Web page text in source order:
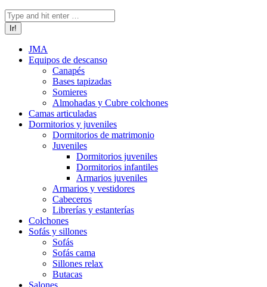
Buscar:
JMA
Equipos de descanso
Canapés
Bases tapizadas
Somieres
Almohadas y Cubre colchones
Camas articuladas
Dormitorios y juveniles
Dormitorios de matrimonio
Juveniles
Dormitorios juveniles
Dormitorios infantiles
Armarios juveniles
Armarios y vestidores
Cabeceros
Librerías y estanterías
Colchones
Sofás y sillones
Sofás
Sofás cama
Sillones relax
Butacas
Salones